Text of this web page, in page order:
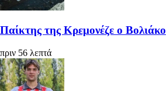
Παίκτης της Κρεμονέζε ο Βολιάκο
πριν 56 λεπτά